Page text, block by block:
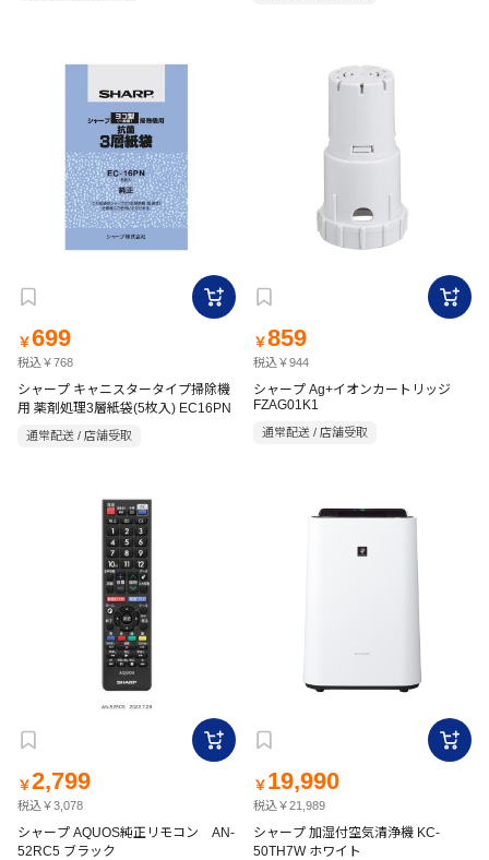
￥699
税込￥768
シャープ キャニスタータイプ掃除機
用 薬剤処理3層紙袋(5枚入) EC16PN
通常配送 / 店舗受取
￥859
税込￥944
シャープ Ag+イオンカートリッジ
FZAG01K1
通常配送 / 店舗受取
￥2,799
税込￥3,078
シャープ AQUOS純正リモコン AN-
52RC5 ブラック
￥ 19,990
税込￥21,989
シャープ 加湿付空気清浄機 KC-
50TH7W ホワイト